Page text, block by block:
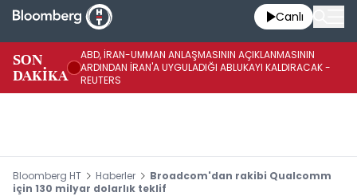
Canlı
SON
DAKİKA
ABD, İRAN-UMMAN ANLAŞMASININ AÇIKLANMASININ
ARDINDAN İRAN'A UYGULADIĞI ABLUKAYI KALDIRACAK -
REUTERS
Bloomberg HT Haberler
Broadcom'dan rakibi Qualcomm
için 130 milyar dolarlık teklif